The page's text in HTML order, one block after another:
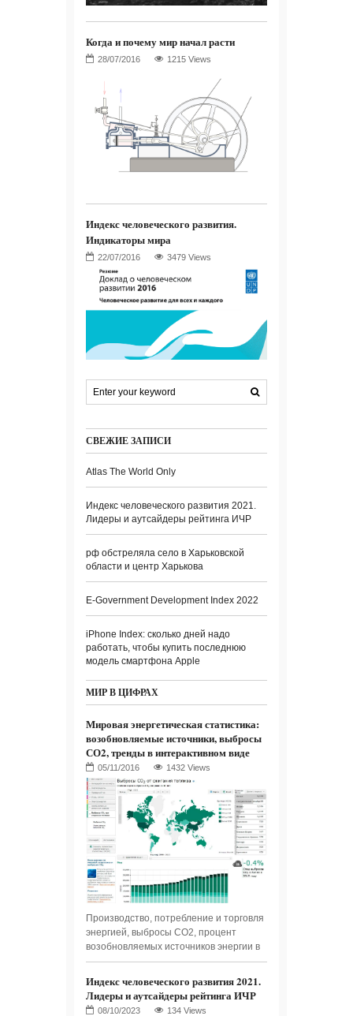
Когда и почему мир начал расти
1215 Views
Индекс человеческого развития.
Индикаторы мира
3479 Views
СВЕЖИЕ ЗАПИСИ
Atlas The World Only
Индекс человеческого развития 2021.
Лидеры и аутсайдеры рейтинга ИЧР
рф обстреляла село в Харьковской
области и центр Харькова
E-Government Development Index 2022
iPhone Index: сколько дней надо
работать, чтобы купить последнюю
модель смартфона Apple
МИР В ЦИФРАХ
Мировая энергетическая статистика:
возобновляемые источники, выбросы
СО2, тренды в интерактивном виде
1432 Views
Производство, потребление и торговля
энергией, выбросы СО2, процент
возобновляемых источников энергии в
Индекс человеческого развития 2021.
Лидеры и аутсайдеры рейтинга ИЧР
134 Views